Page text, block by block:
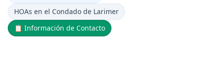
HOAs en el Condado de Larimer
📋 Información de Contacto